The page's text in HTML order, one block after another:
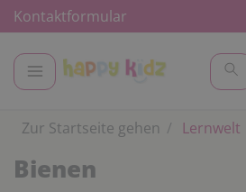
Kontaktformular
Zur Startseite gehen Lernwelt
Bienen